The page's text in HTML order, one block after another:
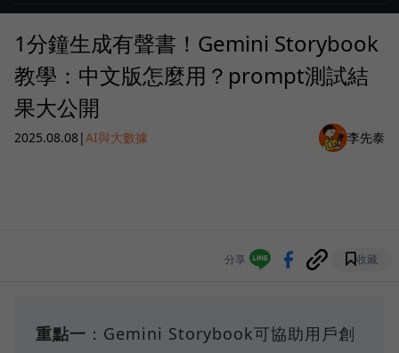
1分鐘生成有聲書！Gemini Storybook
教學：中文版怎麼用？prompt測試結
果大公開
2025.08.08|AI與大數據 李先泰
分享 收藏
重點一 ：Gemini Storybook可協助用戶創